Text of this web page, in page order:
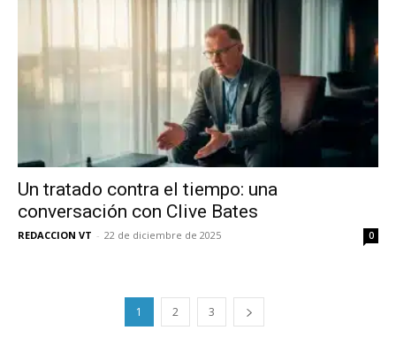
SUBSCRIBIRSE
Un tratado contra el tiempo: una
conversación con Clive Bates
REDACCION VT - 22 de diciembre de 2025 0
1 2 3